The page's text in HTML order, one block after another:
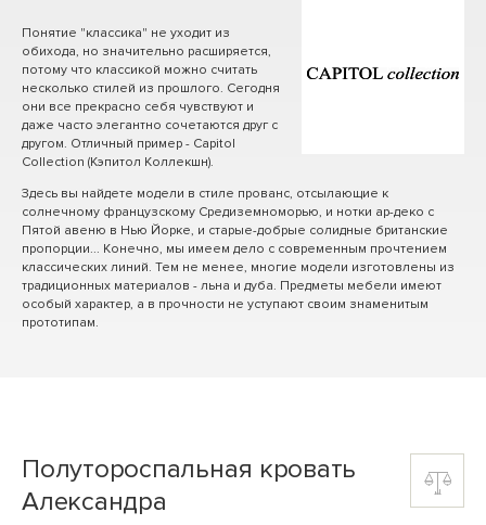
Понятие "классика" не уходит из
обихода, но значительно расширяется,
потому что классикой можно считать
несколько стилей из прошлого. Сегодня
они все прекрасно себя чувствуют и
даже часто элегантно сочетаются друг с
другом. Отличный пример - Capitol
Collection (Кэпитол Коллекшн).
Здесь вы найдете модели в стиле прованс, отсылающие к
солнечному французскому Средиземноморью, и нотки ар-деко с
Пятой авеню в Нью Йорке, и старые-добрые солидные британские
пропорции... Конечно, мы имеем дело с современным прочтением
классических линий. Тем не менее, многие модели изготовлены из
традиционных материалов - льна и дуба. Предметы мебели имеют
особый характер, а в прочности не уступают своим знаменитым
прототипам.
Полутороспальная кровать
Александра